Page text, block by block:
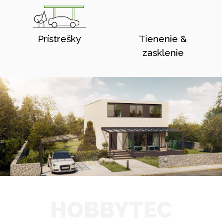
Prístrešky
Tienenie &
zasklenie